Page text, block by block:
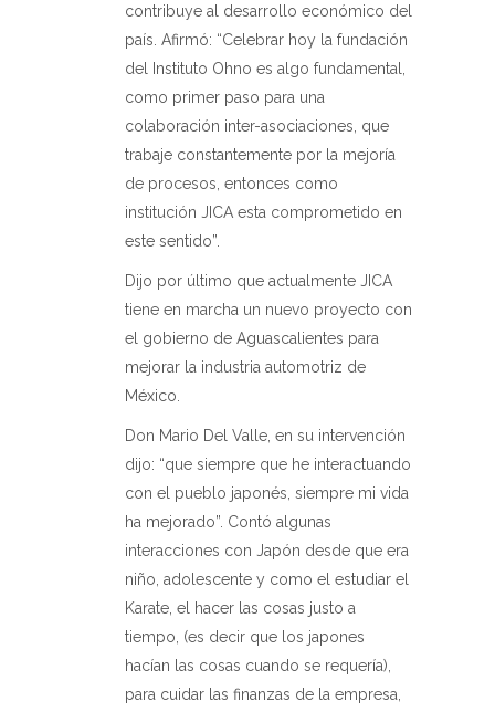
contribuye al desarrollo económico del
país. Afirmó: “Celebrar hoy la fundación
del Instituto Ohno es algo fundamental,
como primer paso para una
colaboración inter-asociaciones, que
trabaje constantemente por la mejoría
de procesos, entonces como
institución JICA esta comprometido en
este sentido”.
Dijo por último que actualmente JICA
tiene en marcha un nuevo proyecto con
el gobierno de Aguascalientes para
mejorar la industria automotriz de
México.
Don Mario Del Valle, en su intervención
dijo: “que siempre que he interactuando
con el pueblo japonés, siempre mi vida
ha mejorado”. Contó algunas
interacciones con Japón desde que era
niño, adolescente y como el estudiar el
Karate, el hacer las cosas justo a
tiempo, (es decir que los japones
hacían las cosas cuando se requería),
para cuidar las finanzas de la empresa,